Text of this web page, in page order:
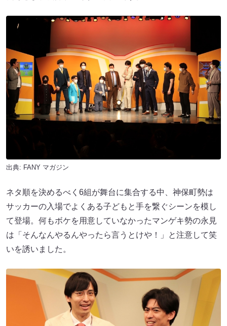
出典: FANY マガジン
ネタ順を決めるべく6組が舞台に集合する中、神保町勢は
サッカーの入場でよくある子どもと手を繋ぐシーンを模し
て登場。何もボケを用意していなかったマンゲキ勢の永見
は「そんなんやるんやったら言うとけや！」と注意して笑
いを誘いました。